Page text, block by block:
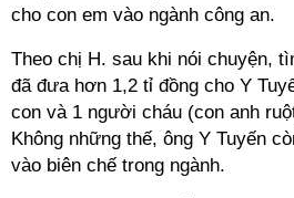
cho con em vào ngành công an.
Theo chị H. sau khi nói chuyện,
đã đưa hơn 1,2 tỉ đồng cho Y
con và 1 người cháu (con anh
Không những thế, ông Y Tuyến
vào biên chế trong ngành.